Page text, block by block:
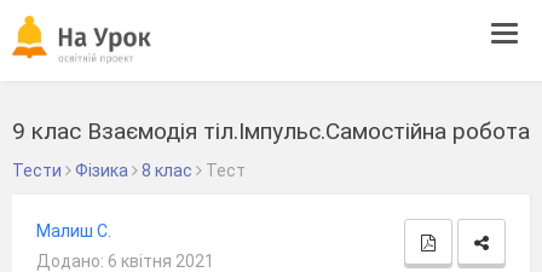
9 клас Взаємодія тіл.Імпульс.Самостійна робота
Тести Фізика 8 клас Тест
Малиш С.
Додано: 6 квітня 2021